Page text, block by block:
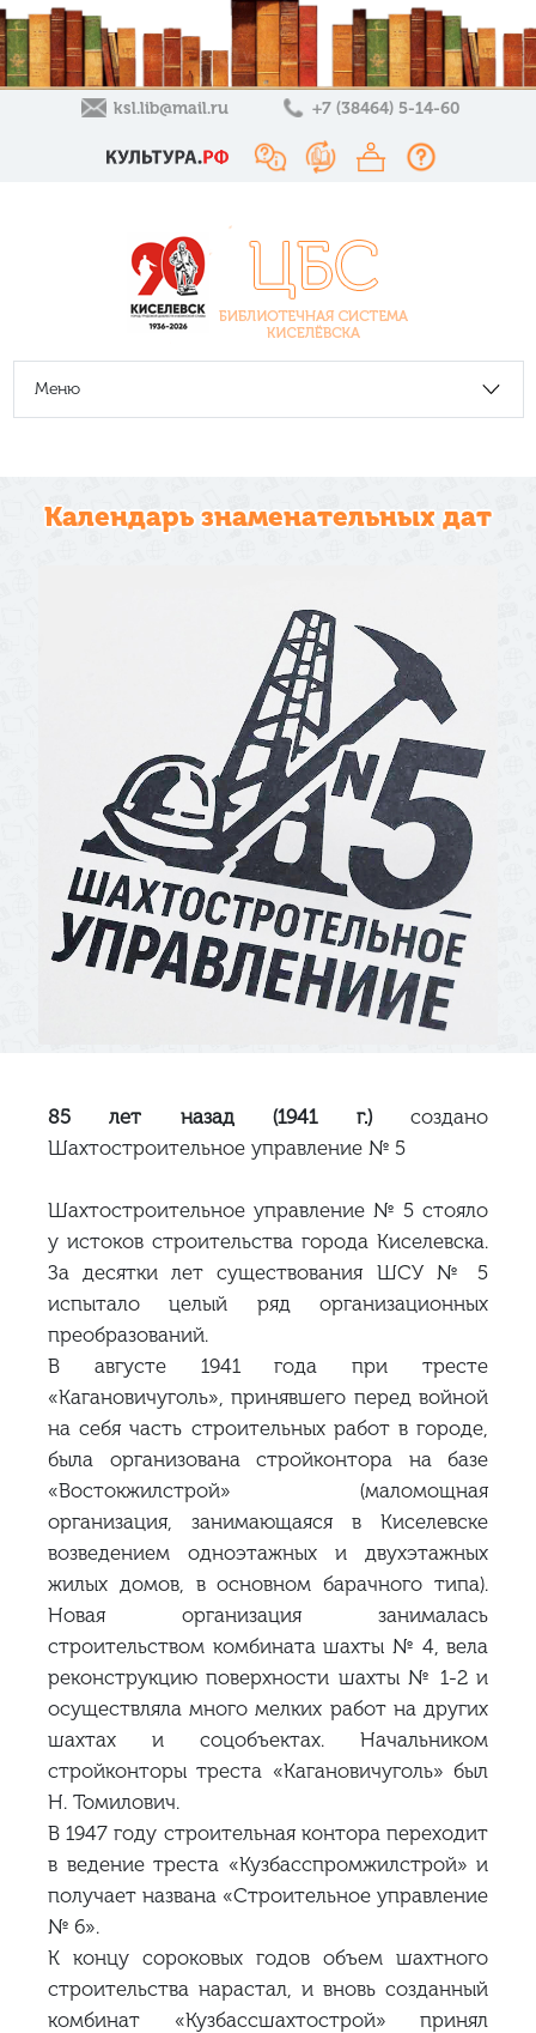
ksl.lib@mail.ru +7 (38464) 5-14-60
Меню
Календарь знаменательных дат
85 лет назад (1941 г.) создано
Шахтостроительное управление № 5
Шахтостроительное управление № 5 стояло
у истоков строительства города Киселевска.
За десятки лет существования ШСУ № 5
испытало целый ряд организационных
преобразований.
В августе 1941 года при тресте
«Кагановичуголь», принявшего перед войной
на себя часть строительных работ в городе,
была организована стройконтора на базе
«Востокжилстрой» (маломощная
организация, занимающаяся в Киселевске
возведением одноэтажных и двухэтажных
жилых домов, в основном барачного типа).
Новая организация занималась
строительством комбината шахты № 4, вела
реконструкцию поверхности шахты № 1-2 и
осуществляла много мелких работ на других
шахтах и соцобъектах. Начальником
стройконторы треста «Кагановичуголь» был
Н. Томилович.
В 1947 году строительная контора переходит
в ведение треста «Кузбасспромжилстрой» и
получает названа «Строительное управление
№ 6».
К концу сороковых годов объем шахтного
строительства нарастал, и вновь созданный
комбинат «Кузбассшахтострой» принял